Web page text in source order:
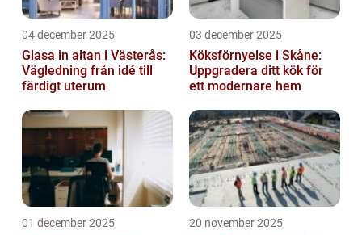
04 december 2025
Glasa in altan i Västerås:
Vägledning från idé till
färdigt uterum
03 december 2025
Köksförnyelse i Skåne:
Uppgradera ditt kök för
ett modernare hem
01 december 2025 20 november 2025